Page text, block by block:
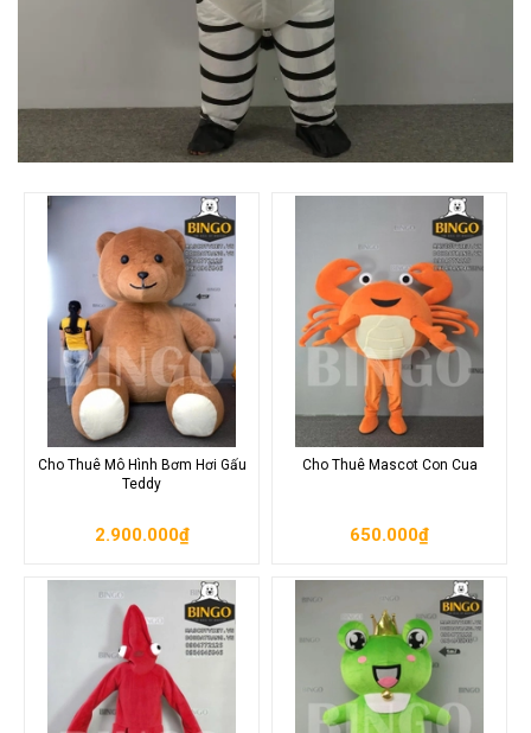
Cho Thuê Mô Hình Bơm Hơi Gấu
Teddy
2.900.000₫
Cho Thuê Mascot Con Cua
650.000₫